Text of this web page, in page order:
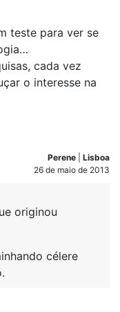
teste para ver se
cada vez
o interesse na
Perene
Lisboa
26 de maio de 2013
originou
célere